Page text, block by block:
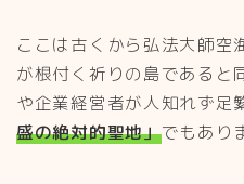
ここは古くから弘法大師空
が根付く祈りの島であると
や企業経営者が人知れず足
盛の絶対的聖地」でもあり